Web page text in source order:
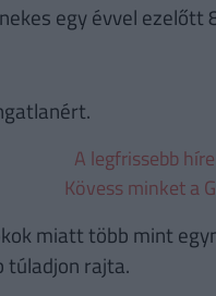
egy évvel
A legfrissebb
Kövess minket a
miatt több mint
túladjon rajta.